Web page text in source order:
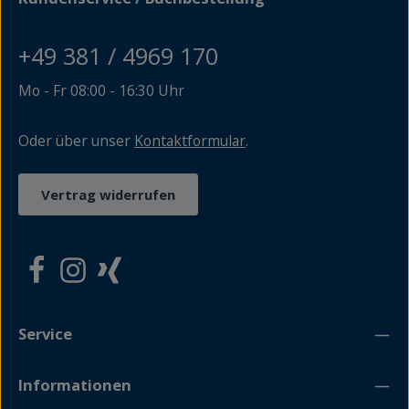
Buch. Ein Lesegenuss, der sich nicht allein für maritime
+49 381 / 4969 170
Mo - Fr 08:00 - 16:30 Uhr
Oder über unser Kontaktformular.
Vertrag widerrufen
Service
Informationen